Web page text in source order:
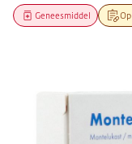
Geneesmiddel